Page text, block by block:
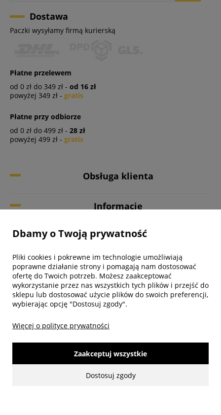
Dostawa
Paczki wysyłamy firmą kurierską
Płatne przelewem
od 0 zł do 349 zł - od 16 zł
powyżej 349 zł - gratis
Płatne przy odbiorze
od 0 zł do 499 zł - 28 zł
powyżej 499 zł - gratis
Obsługa klienta
Informacje
Twoje konto
Biuro obsługi klienta
Dbamy o Twoją prywatność
Pliki cookies i pokrewne im technologie umożliwiają
poprawne działanie strony i pomagają nam dostosować
ofertę do Twoich potrzeb. Możesz zaakceptować
wykorzystanie przez nas wszystkich tych plików i przejść do
sklepu lub dostosować użycie plików do swoich preferencji,
wybierając opcję "Dostosuj zgody".
Więcej o polityce prywatności
Dostosuj zgody
Zaakceptuj wszystkie